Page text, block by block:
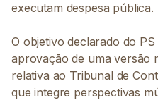
executam despesa pública.
O objetivo declarado do
aprovação de uma versão
relativa ao Tribunal de
que integre perspectivas